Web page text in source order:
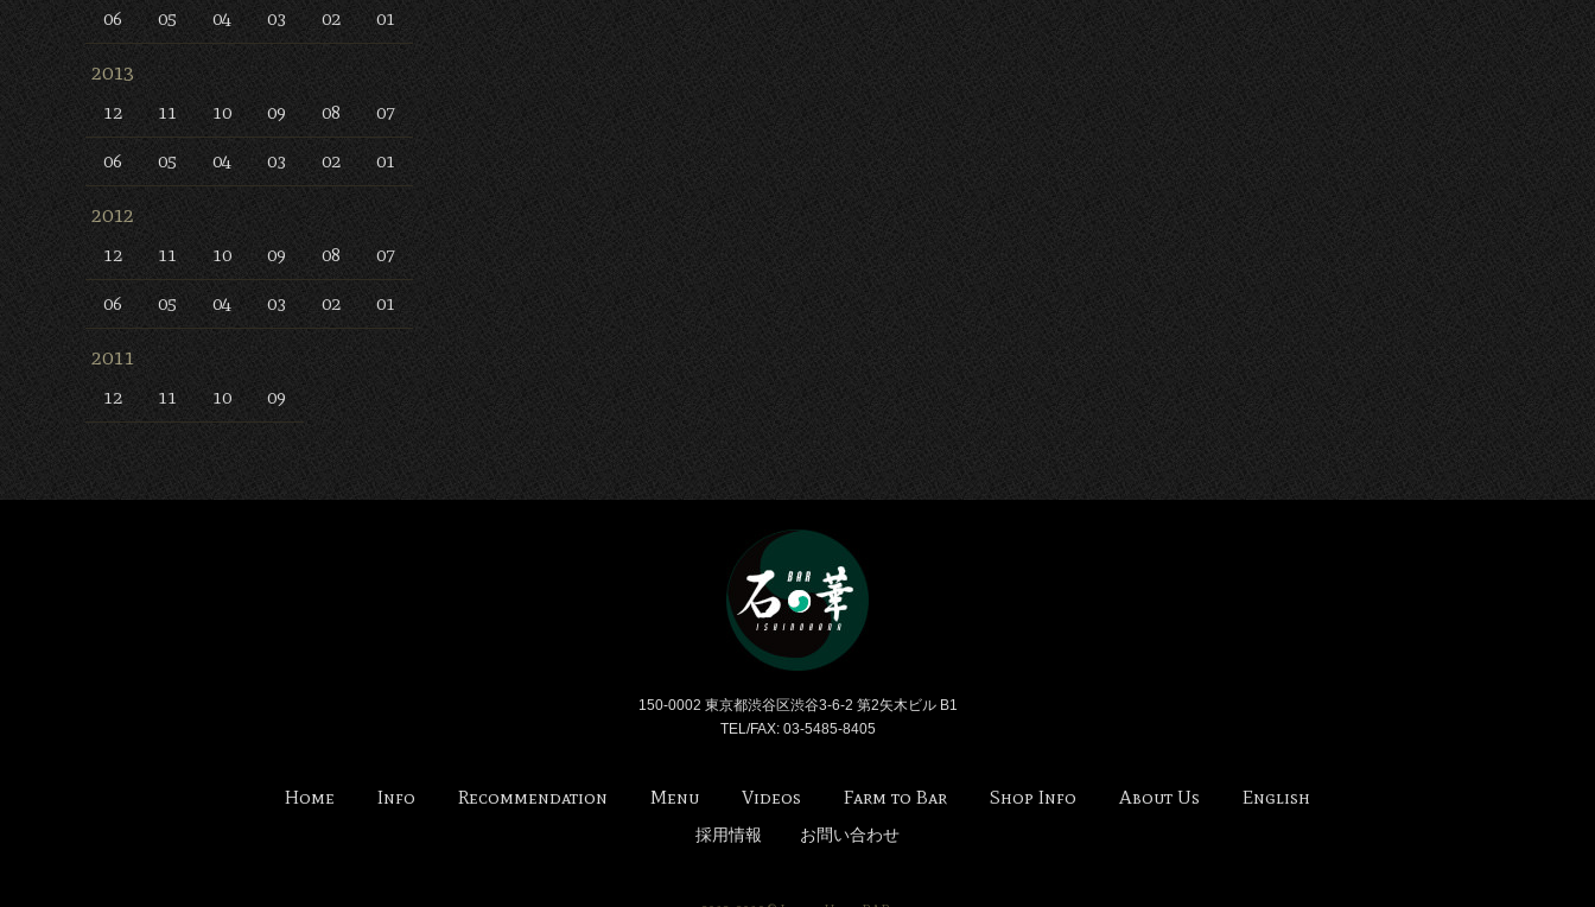
06 05 04 03 02 01
2013
12 11 10 09 08 07
06 05 04 03 02 01
2012
12 11 10 09 08 07
06 05 04 03 02 01
2011
12 11 10 09
150-0002 東京都渋谷区渋谷3-6-2 第2矢木ビル B1
TEL/FAX: 03-5485-8405
Home Info Recommendation Menu Videos Farm to Bar Shop Info About Us English
採用情報 お問い合わせ